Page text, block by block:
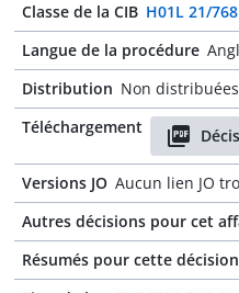
Classe de la CIB H01L 21/768
Langue de la procédure
Distribution Non
Téléchargement
Versions JO Aucun lien JO
Autres décisions pour cet
Résumés pour cette décision